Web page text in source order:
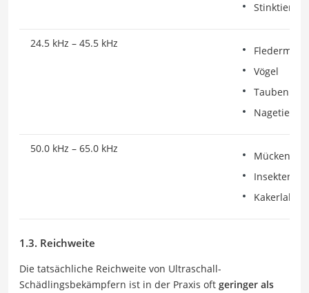
Stinktiere
24.5 kHz – 45.5 kHz
Vögel
Tauben
Nagetiere
50.0 kHz – 65.0 kHz
Mücken
Insekten
Kakerlaken
1.3. Reichweite
Die tatsächliche Reichweite von Ultraschall-
Schädlingsbekämpfern ist in der Praxis oft geringer als